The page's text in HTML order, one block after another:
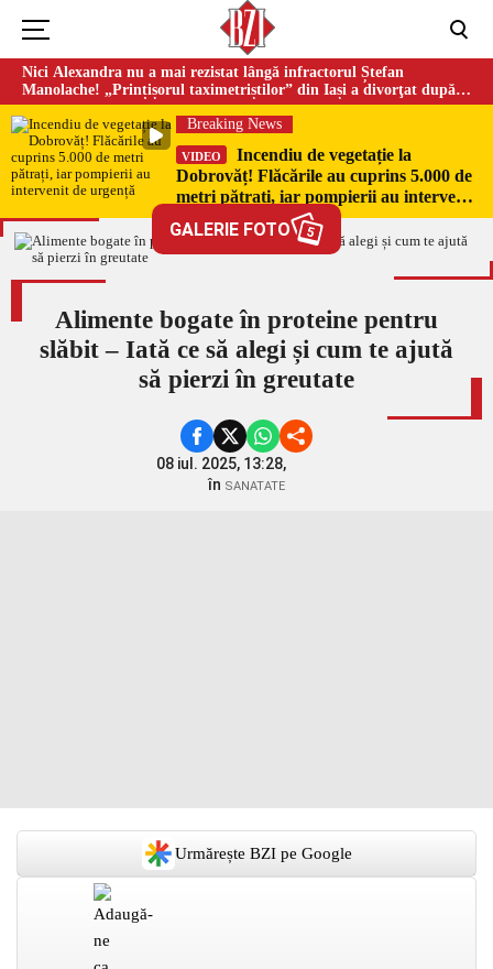
Nici Alexandra nu a mai rezistat lângă infractorul Ștefan
Manolache! „Prințișorul taximetriștilor” din Iași a divorţat după
doi ani de căsnicie
Breaking News
VIDEO
Incendiu de vegetație la
Dobrovăț! Flăcările au cuprins 5.000 de
metri pătrați, iar pompierii au intervenit
GALERIE FOTO 5
Alimente bogate în proteine pentru
slăbit – Iată ce să alegi și cum te ajută
să pierzi în greutate
08 iul. 2025, 13:28,
în SANATATE
Urmărește BZI pe Google